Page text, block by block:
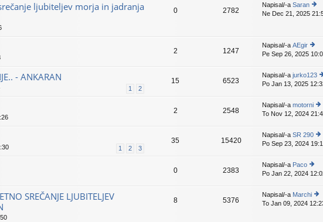
ljubiteljev morja in jadranja
0 2782
Napisal/-a Saran
o
z
a
d
nji
pr
is
e
v
k
Ne Dec 21, 2025
2 1247
Napisal/-a AEgir
o
ej
z
d
nji
pr
is
p
e
e
k
Pe Sep 26, 2025
- ANKARAN
1 2
15 6523
Napisal/-a jurko123
o
ej
z
d
nji
is
e
Po Jan 13, 2025
2 2548
Napisal/-a motorni
o
ej
z
d
pr
is
p
e
To Nov 12, 2024
1 2 3
35 15420
Napisal/-a SR 290
o
z
d
nji
pr
Po Sep 23, 2024
0 2383
Napisal/-a Paco
o
ej
z
Po Jan 22, 2024
SREČANJE LJUBITELJEV
8 5376
Napisal/-a Marchi
o
To Jan 09, 2024